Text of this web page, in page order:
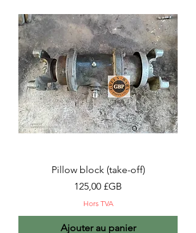
Pillow block (take-off)
Prix
125,00 £GB
Hors TVA
Ajouter au panier